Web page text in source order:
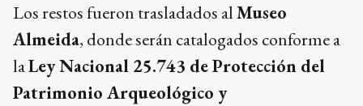
Los restos fueron trasladados alMuseo
Almeida, donde serán catalogados conforme a
laLey Nacional 25.743 de Protección del
Patrimonio Arqueológico y